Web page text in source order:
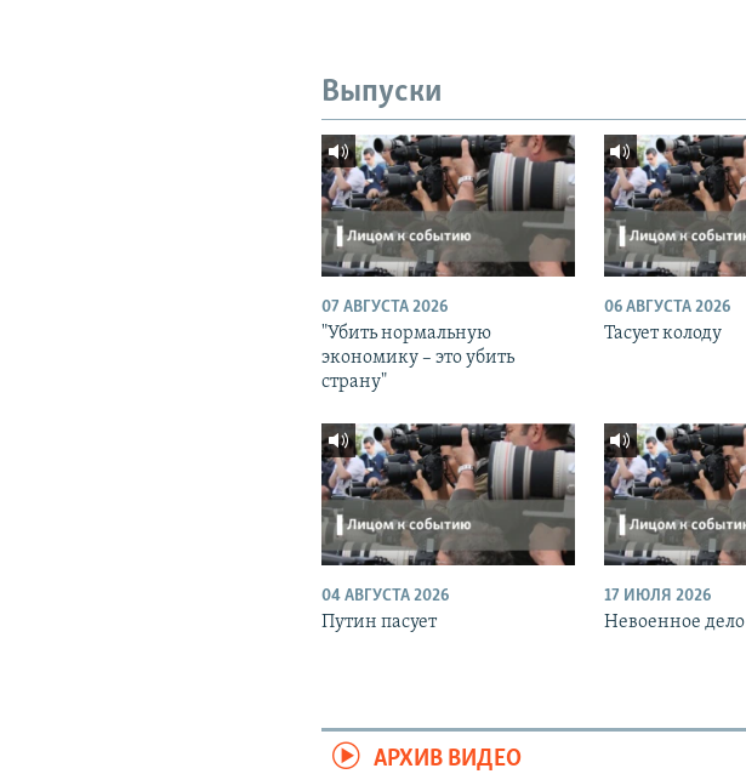
Выпуски
07 АВГУСТА 2026
"Убить нормальную
экономику – это убить
страну"
06 АВГУСТА 2026
Тасует колоду
04 АВГУСТА 2026
Путин пасует
17 ИЮЛЯ 2026
Невоенное дело
АРХИВ ВИДЕО